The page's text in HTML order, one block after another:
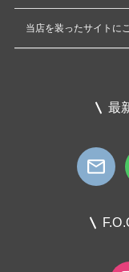
当店を装ったサイトに
最